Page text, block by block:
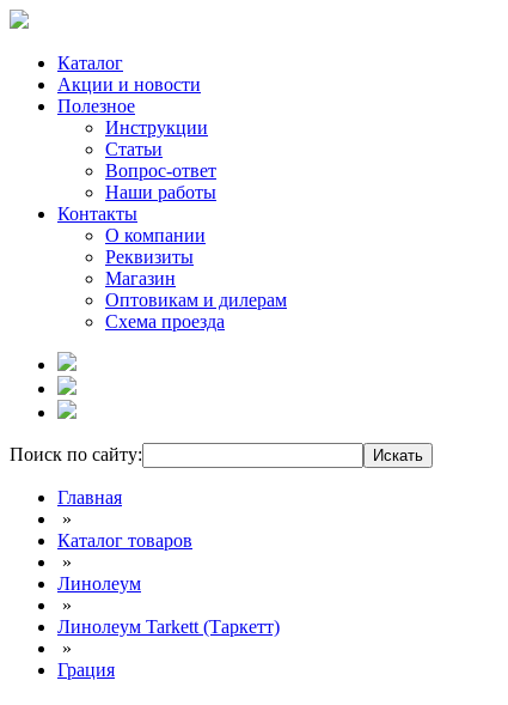
Каталог
Акции и новости
Полезное
Инструкции
Статьи
Вопрос-ответ
Наши работы
Контакты
О компании
Реквизиты
Магазин
Оптовикам и дилерам
Схема проезда
Поиск по сайту:
Главная
»
Каталог товаров
»
Линолеум
»
Линолеум Tarkett (Таркетт)
»
Грация